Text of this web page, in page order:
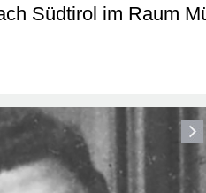
Südtirol im Raum